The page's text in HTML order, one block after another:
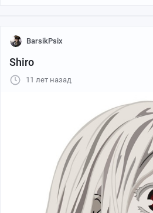
BarsikPsix
Shiro
11 лет назад